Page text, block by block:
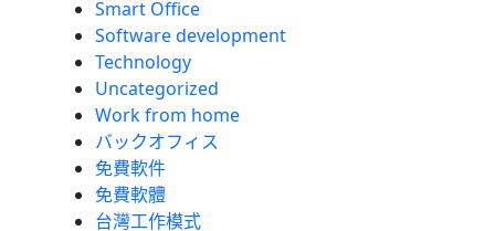
Smart Office
Software development
Technology
Uncategorized
Work from home
バックオフィス
免費軟件
免費軟體
台灣工作模式